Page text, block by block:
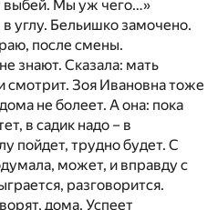
выбей. Мы уж чего…»
углу. Бельишко замочено.
после смены.
знают. Сказала: мать
смотрит. Зоя Ивановна тоже
не болеет. А она: пока
в садик надо – в
пойдет, трудно будет. С
может, и вправду с
разговорится.
дома. Успеет